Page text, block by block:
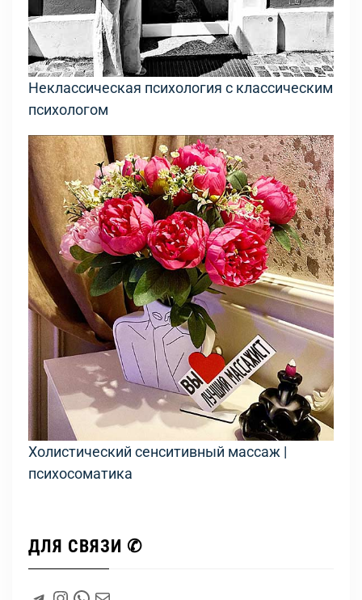
Неклассическая психология с классическим
психологом
Холистический сенситивный массаж |
психосоматика
ДЛЯ СВЯЗИ ✆